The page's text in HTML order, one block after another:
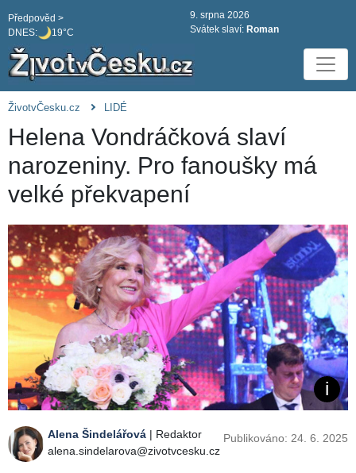
DNES: 19°C
Předpověd >
9. srpna 2026
Svátek slaví: Roman
ŽivotvČesku.cz LIDÉ
Helena Vondráčková slaví
narozeniny. Pro fanoušky má
velké překvapení
Alena Šindelářová | Redaktor
alena.sindelarova@zivotvcesku.cz
Publikováno: 24. 6. 2025